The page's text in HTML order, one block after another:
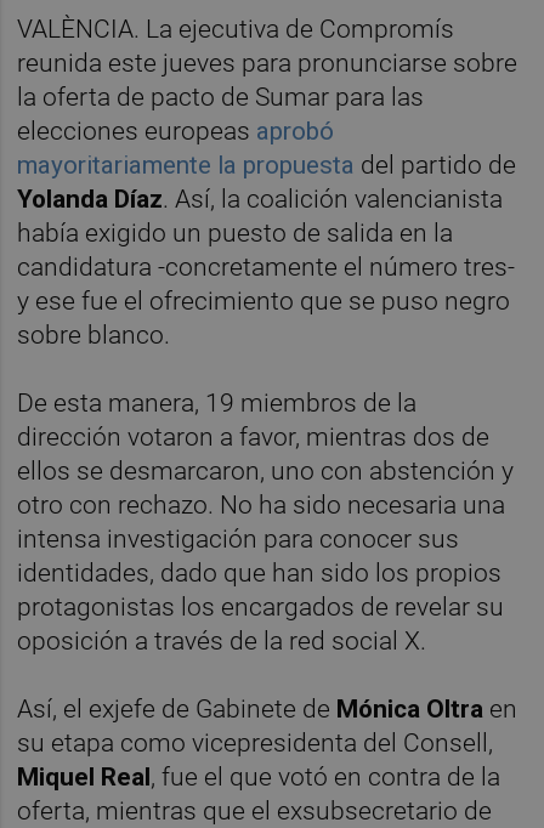
VALÈNCIA. La ejecutiva de Compromís
reunida este jueves para pronunciarse sobre
la oferta de pacto de Sumar para las
elecciones europeas aprobó
mayoritariamente la propuesta del partido de
Yolanda Díaz. Así, la coalición valencianista
había exigido un puesto de salida en la
candidatura -concretamente el número tres-
y ese fue el ofrecimiento que se puso negro
sobre blanco.
De esta manera, 19 miembros de la
dirección votaron a favor, mientras dos de
ellos se desmarcaron, uno con abstención y
otro con rechazo. No ha sido necesaria una
intensa investigación para conocer sus
identidades, dado que han sido los propios
protagonistas los encargados de revelar su
oposición a través de la red social X.
Así, el exjefe de Gabinete de Mónica Oltra en
su etapa como vicepresidenta del Consell,
Miquel Real, fue el que votó en contra de la
oferta, mientras que el exsubsecretario de